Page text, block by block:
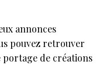
annonces
pouvez retrouver
de créations